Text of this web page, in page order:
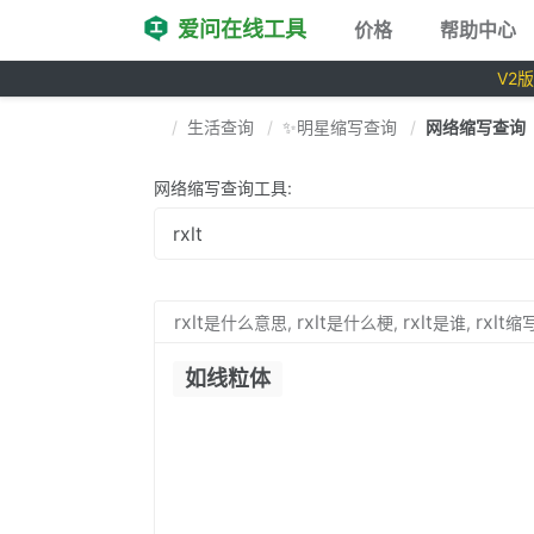
爱问在线工具 价格 帮助中心
V2
生活查询 ✨明星缩写查询 网络缩写查询
网络缩写查询工具:
rxlt是什么意思, rxlt是什么梗, rxlt是谁, rxlt缩
如线粒体